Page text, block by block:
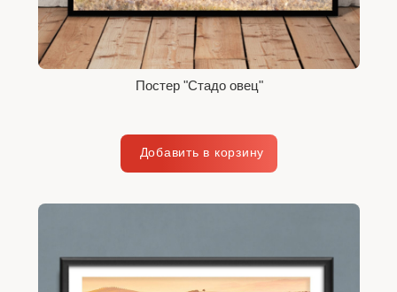
Постер "Стадо овец"